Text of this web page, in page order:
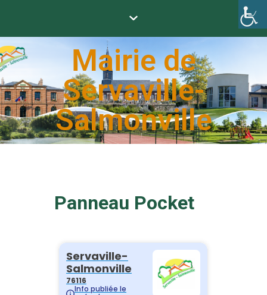
Mairie de
Servaville-
Salmonville
Panneau Pocket